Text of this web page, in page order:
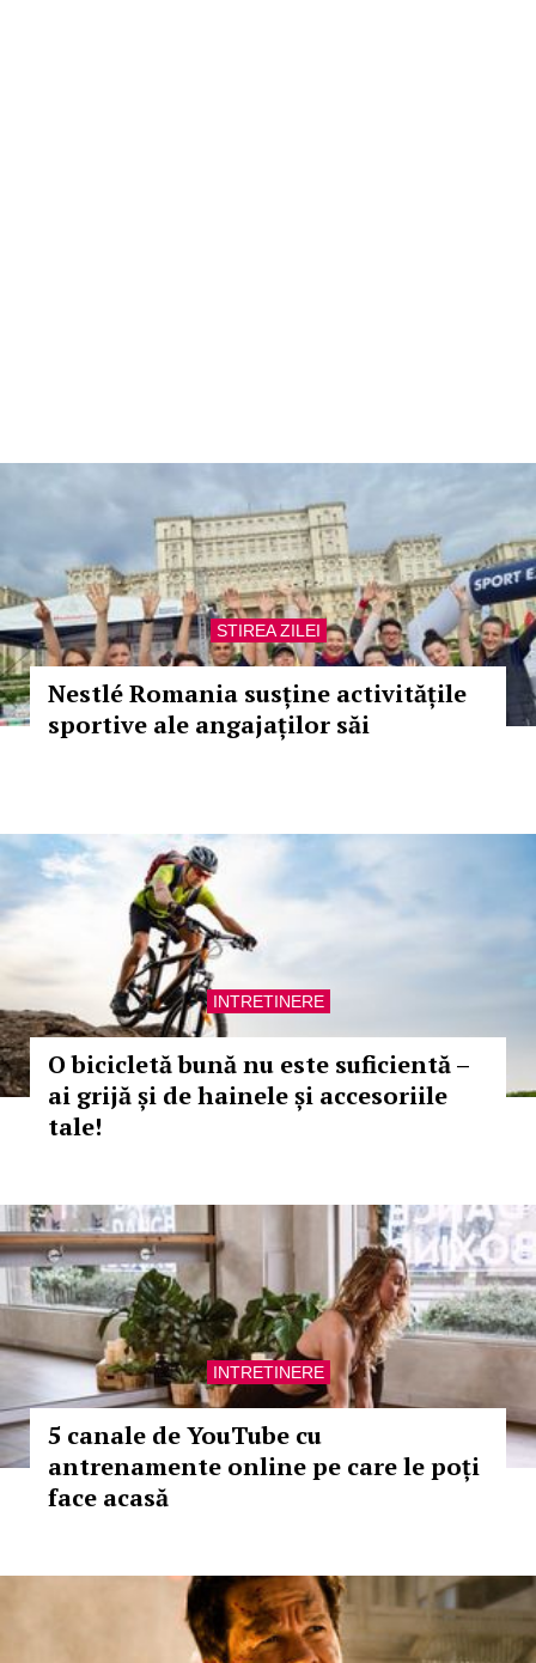
STIREA ZILEI
Nestlé Romania susține activitățile
sportive ale angajaților săi
INTRETINERE
O bicicletă bună nu este suficientă –
ai grijă și de hainele și accesoriile
tale!
INTRETINERE
5 canale de YouTube cu
antrenamente online pe care le poți
face acasă